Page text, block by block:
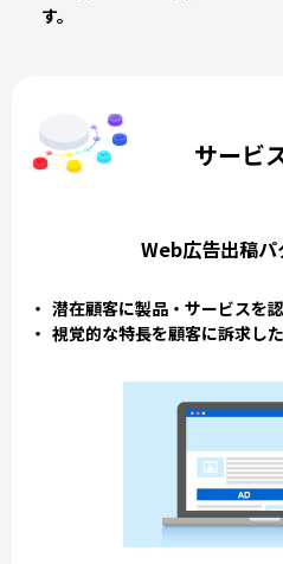
す。
サービ
Web広告出稿パ
潜在顧客に製品・サービスを
視覚的な特長を顧客に訴求し